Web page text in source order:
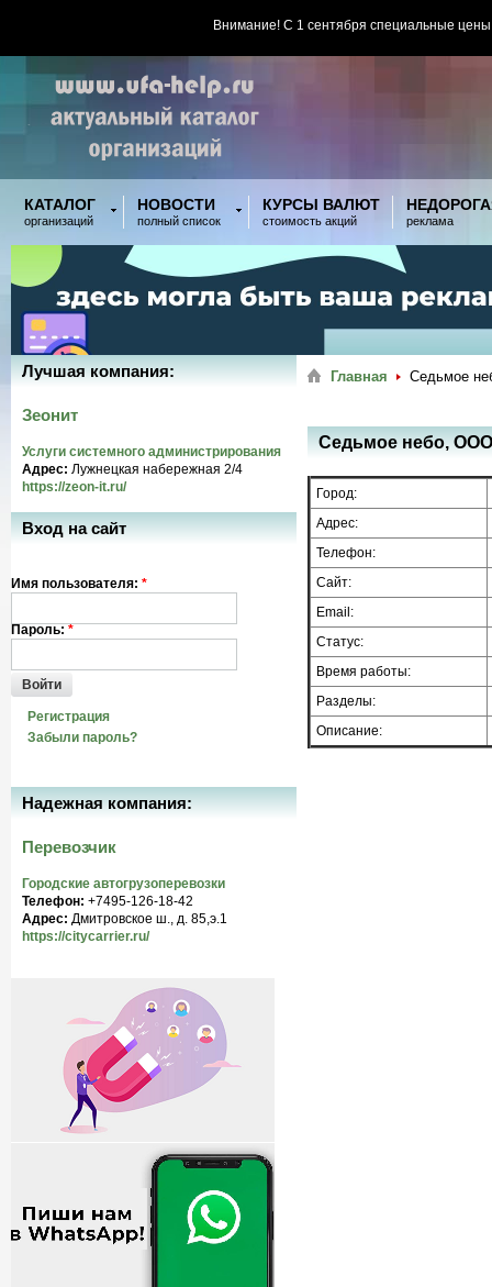
Внимание! С 1 сентября специальные
КАТАЛОГ
организаций
НОВОСТИ
полный список
КУРСЫ ВАЛЮТ
стоимость акций реклама
Главная Седьмое
Седьмое небо,
Город:
Адрес:
Телефон:
Сайт:
Email:
Статус:
Время работы:
Разделы:
Описание:
Лучшая компания:
Зеонит
Услуги системного администрирования
Адрес: Лужнецкая набережная 2/4
https://zeon-it.ru/
Вход на сайт
Имя пользователя: *
Пароль: *
Войти
Регистрация
Забыли пароль?
Надежная компания:
Перевозчик
Городские автогрузоперевозки
Телефон: +7495-126-18-42
Адрес: Дмитровское ш., д. 85,э.1
https://citycarrier.ru/